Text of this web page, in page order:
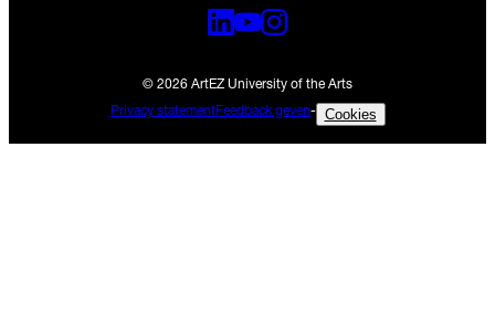
© 2026 ArtEZ University of the Arts
Privacy statementFeedback geven- Cookies